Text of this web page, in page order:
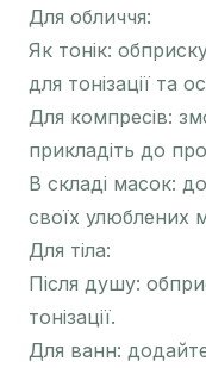
Для обличчя:
Як тонік:
для тонізації та
Для компресів:
прикладіть до
В складі масок:
своїх улюблених
Для тіла:
Після душу:
тонізації.
Для ванн: